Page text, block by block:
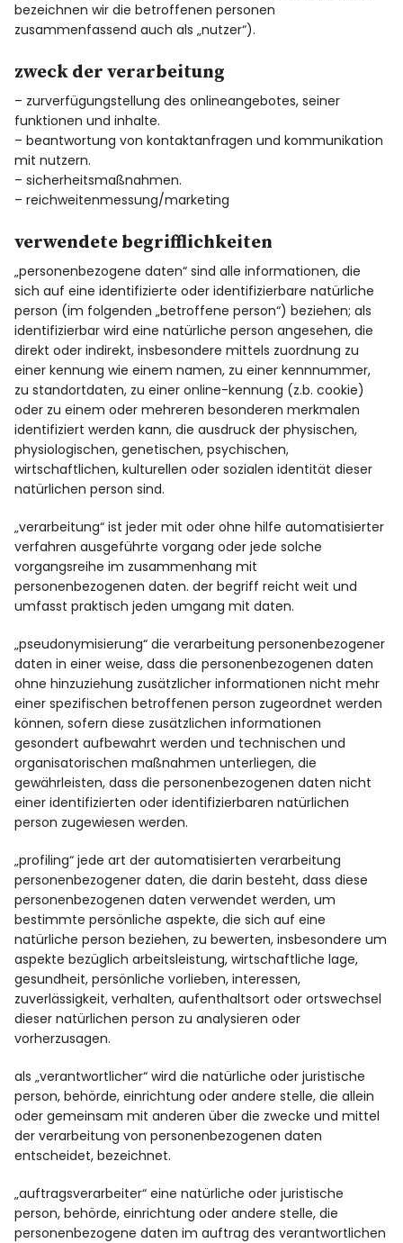
bezeichnen wir die betroffenen personen
zusammenfassend auch als „nutzer“).
zweck der verarbeitung
– zurverfügungstellung des onlineangebotes, seiner
funktionen und inhalte.
– beantwortung von kontaktanfragen und kommunikation
mit nutzern.
– sicherheitsmaßnahmen.
– reichweitenmessung/marketing
verwendete begrifflichkeiten
„personenbezogene daten“ sind alle informationen, die
sich auf eine identifizierte oder identifizierbare natürliche
person (im folgenden „betroffene person“) beziehen; als
identifizierbar wird eine natürliche person angesehen, die
direkt oder indirekt, insbesondere mittels zuordnung zu
einer kennung wie einem namen, zu einer kennnummer,
zu standortdaten, zu einer online-kennung (z.b. cookie)
oder zu einem oder mehreren besonderen merkmalen
identifiziert werden kann, die ausdruck der physischen,
physiologischen, genetischen, psychischen,
wirtschaftlichen, kulturellen oder sozialen identität dieser
natürlichen person sind.
„verarbeitung“ ist jeder mit oder ohne hilfe automatisierter
verfahren ausgeführte vorgang oder jede solche
vorgangsreihe im zusammenhang mit
personenbezogenen daten. der begriff reicht weit und
umfasst praktisch jeden umgang mit daten.
„pseudonymisierung“ die verarbeitung personenbezogener
daten in einer weise, dass die personenbezogenen daten
ohne hinzuziehung zusätzlicher informationen nicht mehr
einer spezifischen betroffenen person zugeordnet werden
können, sofern diese zusätzlichen informationen
gesondert aufbewahrt werden und technischen und
organisatorischen maßnahmen unterliegen, die
gewährleisten, dass die personenbezogenen daten nicht
einer identifizierten oder identifizierbaren natürlichen
person zugewiesen werden.
„profiling“ jede art der automatisierten verarbeitung
personenbezogener daten, die darin besteht, dass diese
personenbezogenen daten verwendet werden, um
bestimmte persönliche aspekte, die sich auf eine
natürliche person beziehen, zu bewerten, insbesondere um
aspekte bezüglich arbeitsleistung, wirtschaftliche lage,
gesundheit, persönliche vorlieben, interessen,
zuverlässigkeit, verhalten, aufenthaltsort oder ortswechsel
dieser natürlichen person zu analysieren oder
vorherzusagen.
als „verantwortlicher“ wird die natürliche oder juristische
person, behörde, einrichtung oder andere stelle, die allein
oder gemeinsam mit anderen über die zwecke und mittel
der verarbeitung von personenbezogenen daten
entscheidet, bezeichnet.
„auftragsverarbeiter“ eine natürliche oder juristische
person, behörde, einrichtung oder andere stelle, die
personenbezogene daten im auftrag des verantwortlichen